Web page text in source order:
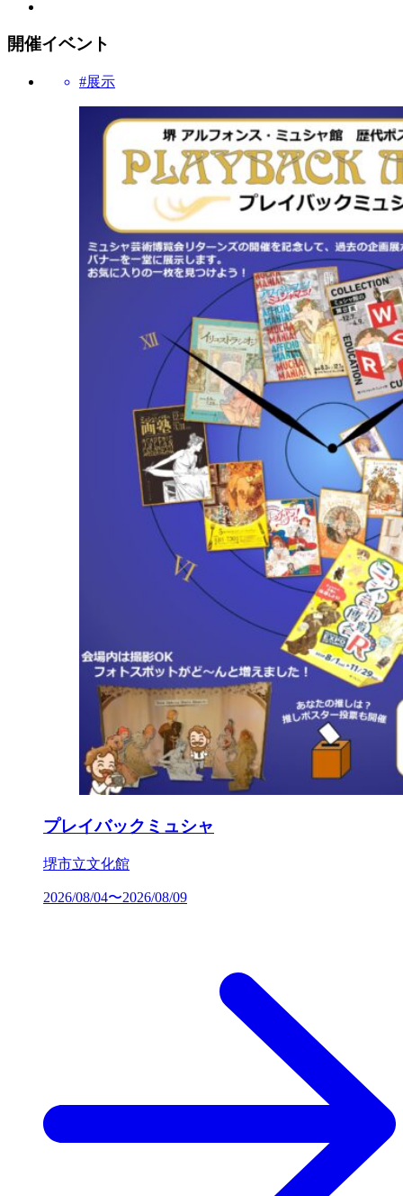
開催イベント
#展示
プレイバックミュシャ
堺市立文化館
2026/08/04〜2026/08/09